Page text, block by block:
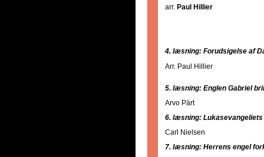
arr. Paul Hillier
4. læsning: Forudsigelse af
Arr. Paul Hillier
5. læsning: Englen Gabriel
Arvo Pärt
6. læsning:
Carl Nielsen
7. læsning: Herrens engel